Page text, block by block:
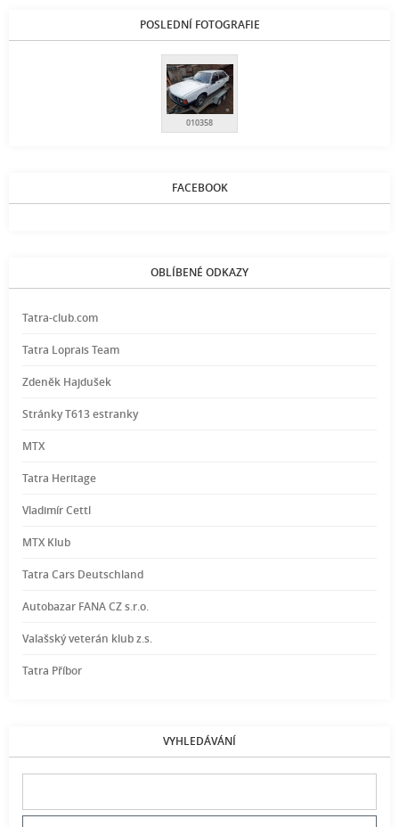
POSLEDNÍ FOTOGRAFIE
010358
FACEBOOK
OBLÍBENÉ ODKAZY
Tatra-club.com
Tatra Loprais Team
Zdeněk Hajdušek
Stránky T613 estranky
MTX
Tatra Heritage
Vladimír Cettl
MTX Klub
Tatra Cars Deutschland
Autobazar FANA CZ s.r.o.
Valašský veterán klub z.s.
Tatra Příbor
VYHLEDÁVÁNÍ